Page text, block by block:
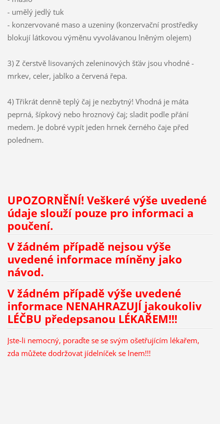
- umělý jedlý tuk
- konzervované maso a uzeniny (konzervační prostředky
blokují látkovou výměnu vyvolávanou lněným olejem)
3) Z čerstvě lisovaných zeleninových šťáv jsou vhodné -
mrkev, celer, jablko a červená řepa.
4) Třikrát denně teplý čaj je nezbytný! Vhodná je máta
peprná, šípkový nebo hroznový čaj; sladit podle přání
medem. Je dobré vypít jeden hrnek černého čaje před
polednem.
UPOZORNĚNÍ! Veškeré výše uvedené
údaje slouží pouze pro informaci a
poučení.
V žádném případě nejsou výše
uvedené informace míněny jako
návod.
V žádném případě výše uvedené
informace NENAHRAZUJÍ jakoukoliv
LÉČBU předepsanou LÉKAŘEM!!!
Jste-li nemocný, poraďte se se svým ošetřujícím lékařem,
zda můžete dodržovat jídelníček se lnem!!!